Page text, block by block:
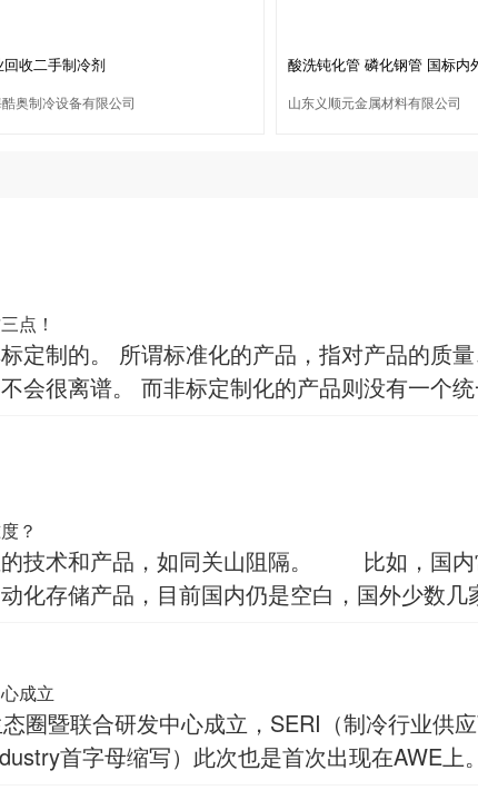
回收二手制冷剂
酷奥制冷设备有限公司
酸洗钝化管 磷化钢管 国标内
山东义顺元金属材料有限公司
点！
方法等，有统一的规定。
，基本是根据实际制冷工程项
？
的技术和产品，如同关山阻隔。 比如，国内
化存储产品，目前国内仍是空白，国外少数
成立
圈暨联合研发中心成立，SERI（制冷行业供
首字母缩写）此次也是首次出现在AWE上。